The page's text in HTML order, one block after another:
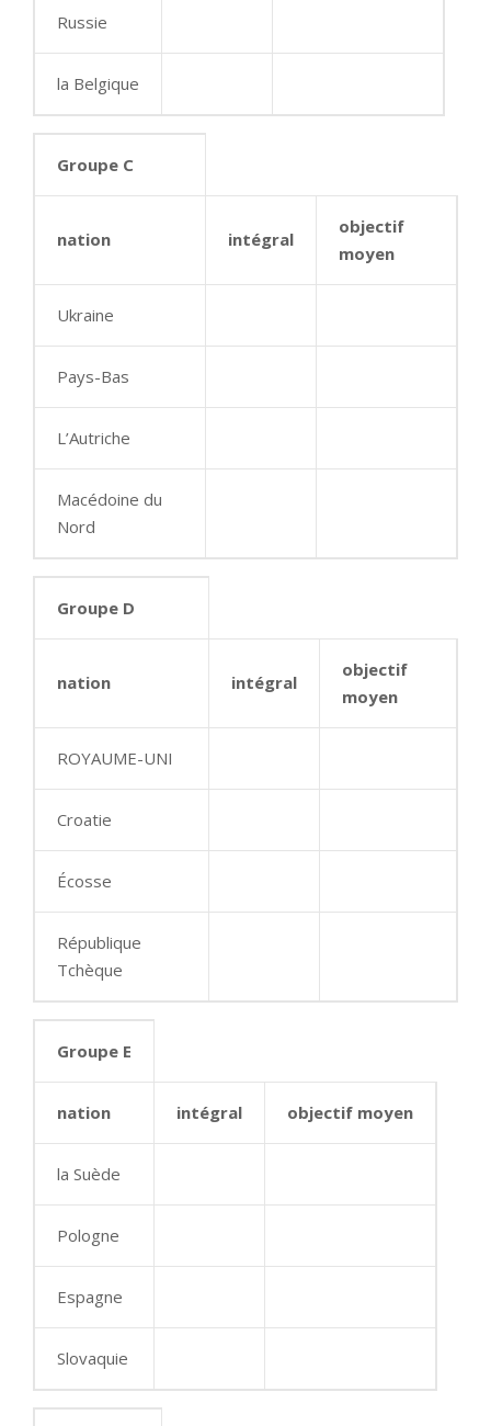
Russie
la Belgique
Groupe C
nation intégral
objectif
moyen
Ukraine
Pays-Bas
L’Autriche
Macédoine du
Nord
Groupe D
nation intégral
objectif
moyen
ROYAUME-UNI
Croatie
Écosse
République
Tchèque
Groupe E
nation intégral objectif moyen
la Suède
Pologne
Espagne
Slovaquie